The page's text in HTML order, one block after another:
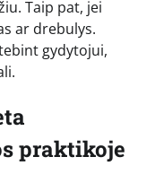
Taip pat, jei
ar drebulys.
gydytojui,
praktikoje